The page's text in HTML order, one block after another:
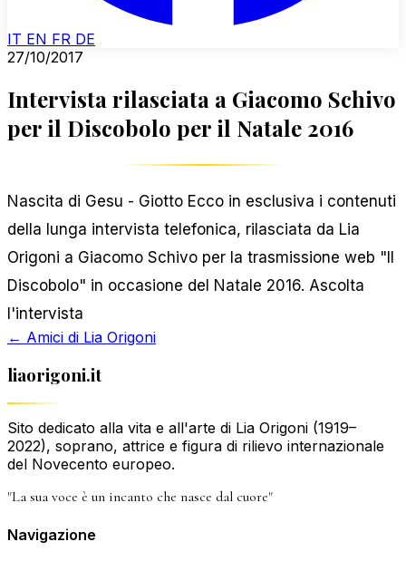
IT EN FR DE
27/10/2017
Intervista rilasciata a Giacomo Schivo
per il Discobolo per il Natale 2016
Nascita di Gesu - Giotto Ecco in esclusiva i contenuti
della lunga intervista telefonica, rilasciata da Lia
Origoni a Giacomo Schivo per la trasmissione web "Il
Discobolo" in occasione del Natale 2016. Ascolta
l'intervista
← Amici di Lia Origoni
liaorigoni.it
Sito dedicato alla vita e all'arte di Lia Origoni (1919–
2022), soprano, attrice e figura di rilievo internazionale
del Novecento europeo.
"La sua voce è un incanto che nasce dal cuore"
Navigazione